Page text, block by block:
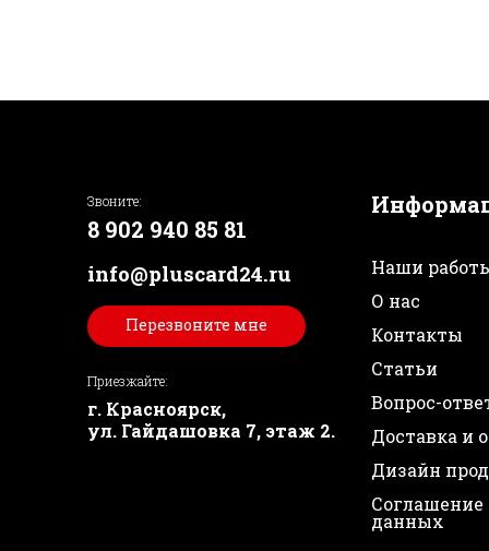
Звоните:
8 902 940 85 81
info@pluscard24.ru
Перезвоните мне
Приезжайте:
г. Красноярск,
ул. Гайдашовка 7, этаж 2.
Наши
О нас
Контакты
Статьи
Вопрос-
Доставка и
Дизайн
Соглашение
данных